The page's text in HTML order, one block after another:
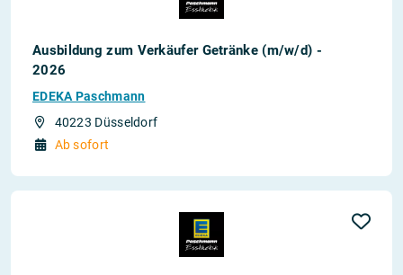
Ausbildung zum Verkäufer Getränke (m/w/d) -
2026
EDEKA Paschmann
40223 Düsseldorf
Ab sofort